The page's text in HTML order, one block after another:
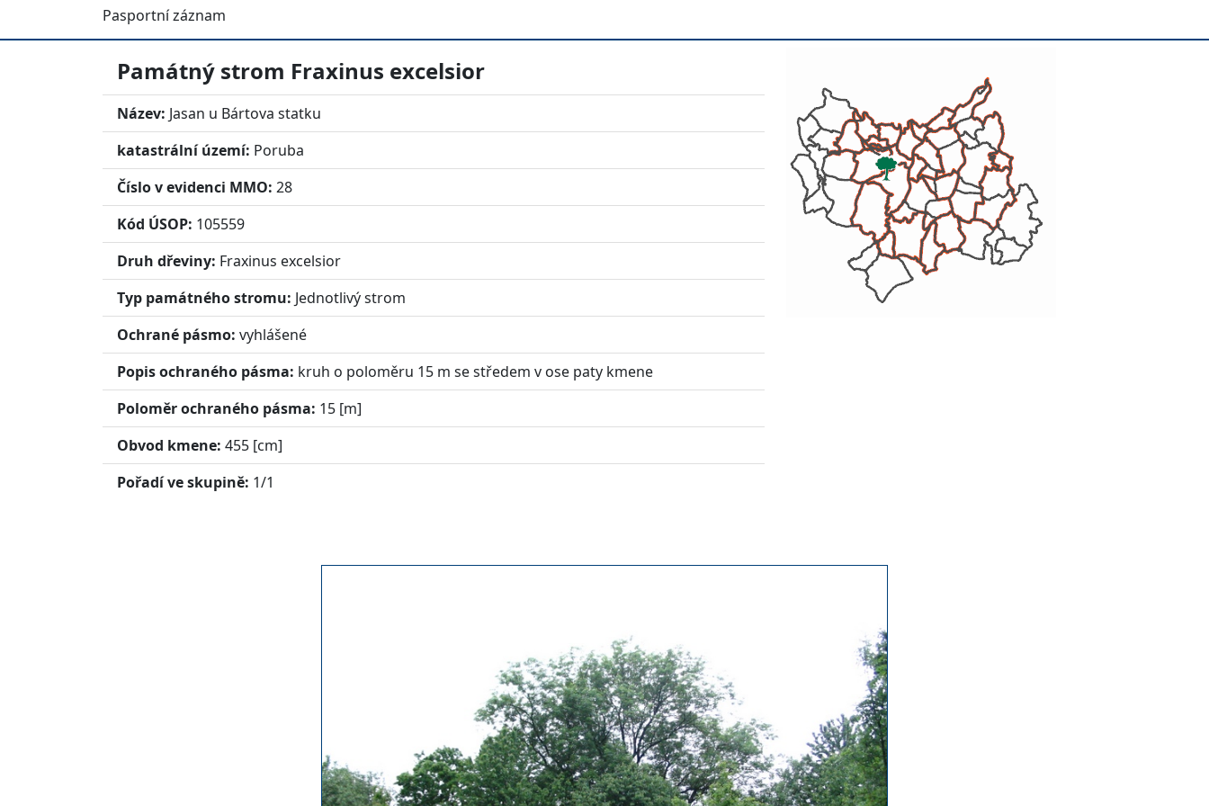
Pasportní záznam
Památný strom Fraxinus excelsior
Název: Jasan u Bártova statku
katastrální území: Poruba
Číslo v evidenci MMO: 28
Kód ÚSOP: 105559
Druh dřeviny: Fraxinus excelsior
Typ památného stromu: Jednotlivý strom
Ochrané pásmo: vyhlášené
Popis ochraného pásma: kruh o poloměru 15 m se středem v ose paty kmene
Poloměr ochraného pásma: 15 [m]
Obvod kmene: 455 [cm]
Pořadí ve skupině: 1/1